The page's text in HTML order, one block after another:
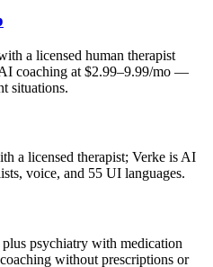
a licensed human therapist
coaching at $2.99–9.99/mo —
situations.
a licensed therapist; Verke is AI
voice, and 55 UI languages.
psychiatry with medication
without prescriptions or